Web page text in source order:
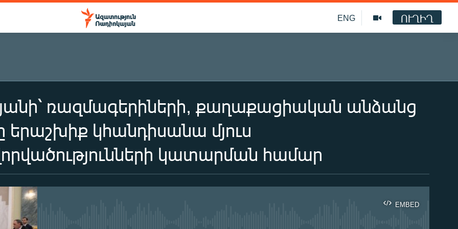
ENG ՈՒՂԻՂ
ռազմագերիների, քաղաքացիական անձանց
երաշխիք կհանդիսանա մյուս
կատարման համար
EMBED